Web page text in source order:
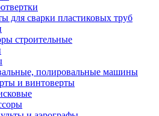
для сварки пластиковых труб
строительные
полировальные машины
и винтоверты